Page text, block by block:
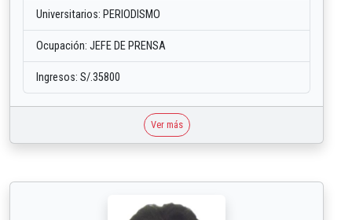
Universitarios: PERIODISMO
Ocupación: JEFE DE PRENSA
Ingresos: S/.35800
Ver más